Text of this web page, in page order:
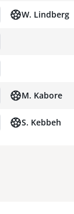
W. Lindberg
M. Kabore
S. Kebbeh